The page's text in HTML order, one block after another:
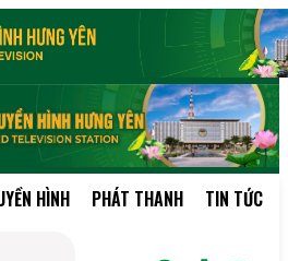
HÌNH PHÁT THANH TIN TỨC